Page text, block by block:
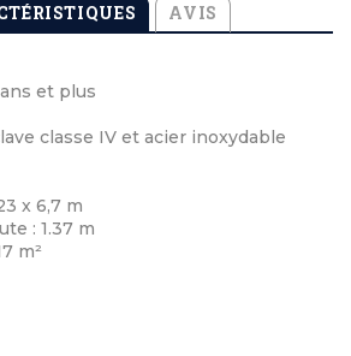
AVIS
et plus
classe IV et acier inoxydable
x 6,7 m
: 1.37 m
m²